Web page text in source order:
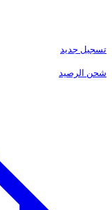
تسجيل جديد
شحن الرصيد